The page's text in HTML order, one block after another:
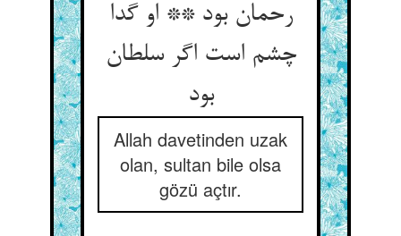
رحمان بود ** او گدا
چشم است اگر سلطان
بود
Allah davetinden uzak
olan, sultan bile olsa
gözü açtır.